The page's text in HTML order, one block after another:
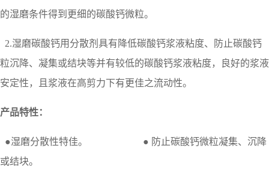
的湿磨条件得到更细的碳酸钙微粒。
2.湿磨碳酸钙用分散剂具有降低碳酸钙浆液粘度、防止碳酸钙
粒沉降、 凝集或结块等并有较低的碳酸钙浆液粘度，良好的浆液
安定性，且浆液在高剪力下有更佳之流动性。
产品特性：
●湿磨分散性特佳。 ● 防止碳酸钙微粒凝集、沉降
或结块。